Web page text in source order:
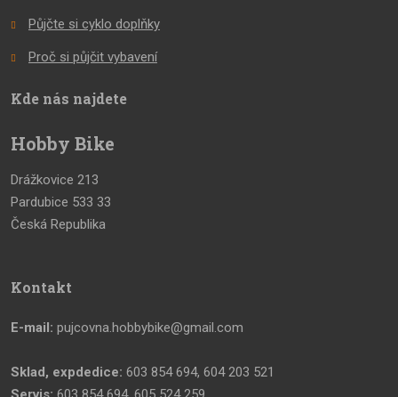
Půjčte si cyklo doplňky
Proč si půjčit vybavení
Kde nás najdete
Hobby Bike
Drážkovice 213
Pardubice 533 33
Česká Republika
Kontakt
E-mail: pujcovna.hobbybike@gmail.com
Sklad, expdedice: 603 854 694, 604 203 521